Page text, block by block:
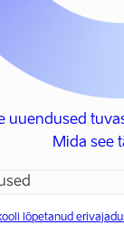
uuendused
Mida see
lõpetanud